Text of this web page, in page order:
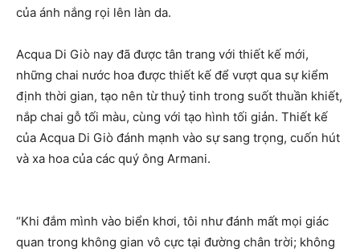
của ánh nắng rọi lên làn da.
Acqua Di Giò nay đã được tân trang với thiết kế mới,
những chai nước hoa được thiết kế để vượt qua sự kiểm
định thời gian, tạo nên từ thuỷ tinh trong suốt thuần khiết,
nắp chai gỗ tối màu, cùng với tạo hình tối giản. Thiết kế
của Acqua Di Giò đánh mạnh vào sự sang trọng, cuốn hút
và xa hoa của các quý ông Armani.
“Khi đắm mình vào biển khơi, tôi như đánh mất mọi giác
quan trong không gian vô cực tại đường chân trời; không